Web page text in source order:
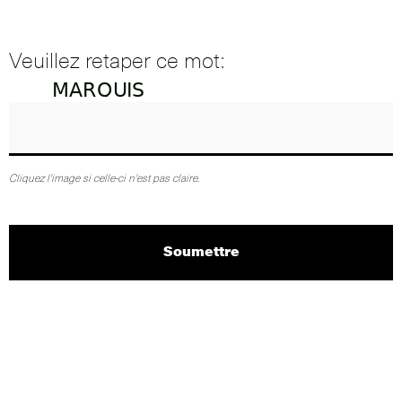
Veuillez retaper ce mot:
Cliquez l'image si celle-ci n'est pas claire.
Soumettre